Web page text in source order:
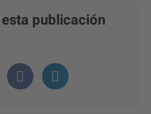
publicación